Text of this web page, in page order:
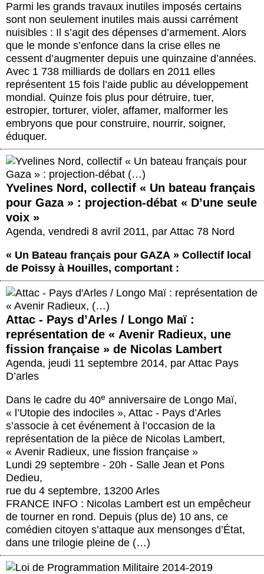
Parmi les grands travaux inutiles imposés certains
sont non seulement inutiles mais aussi carrément
nuisibles : Il s’agit des dépenses d’armement. Alors
que le monde s’enfonce dans la crise elles ne
cessent d’augmenter depuis une quinzaine d’années.
Avec 1 738 milliards de dollars en 2011 elles
représentent 15 fois l’aide public au développement
mondial. Quinze fois plus pour détruire, tuer,
estropier, torturer, violer, affamer, malformer les
embryons que pour construire, nourrir, soigner,
éduquer.
Yvelines Nord, collectif « Un bateau français
pour Gaza » : projection-débat « D’une seule
voix »
Agenda, vendredi 8 avril 2011, par Attac 78 Nord
« Un Bateau français pour GAZA » Collectif local
de Poissy à Houilles, comportant :
Attac - Pays d’Arles / Longo Maï :
représentation de « Avenir Radieux, une
fission française » de Nicolas Lambert
Agenda, jeudi 11 septembre 2014, par Attac Pays
D’arles
Dans le cadre du 40e anniversaire de Longo Maï,
« l’Utopie des indociles », Attac - Pays d’Arles
s’associe à cet événement à l’occasion de la
représentation de la pièce de Nicolas Lambert,
« Avenir Radieux, une fission française »
Lundi 29 septembre - 20h - Salle Jean et Pons
Dedieu,
rue du 4 septembre, 13200 Arles
FRANCE INFO : Nicolas Lambert est un empêcheur
de tourner en rond. Depuis (plus de) 10 ans, ce
comédien citoyen s’attaque aux mensonges d’État,
dans une trilogie pleine de (…)